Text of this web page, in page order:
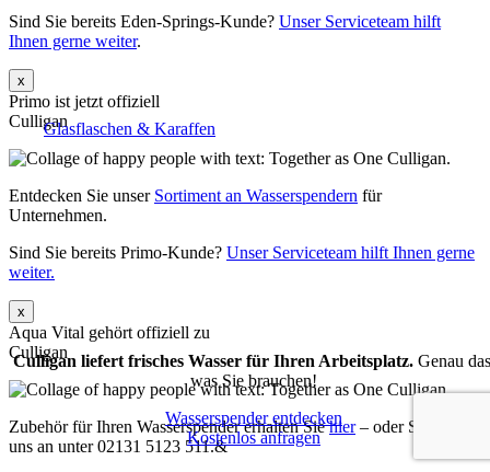
Glasflaschen & Karaffen
Culligan liefert frisches Wasser für Ihren Arbeitsplatz.Genau
was Sie brauchen!
Wasserspender entdecken
Kostenlos anfragen
Sind Sie bereits Eden-Springs-Kunde? Unser Serviceteam hilft
Ihnen gerne weiter.
x
Primo ist jetzt offiziell
Culligan
Entdecken Sie unser Sortiment an Wasserspendern für
Unternehmen.
Sind Sie bereits Primo-Kunde? Unser Serviceteam hilft Ihnen gerne
weiter.
x
Aqua Vital gehört offiziell zu
Culligan
Zubehör für Ihren Wasserspender erhalten Siehier– oder Sie rufen
uns an unter 02131 5123 511.&